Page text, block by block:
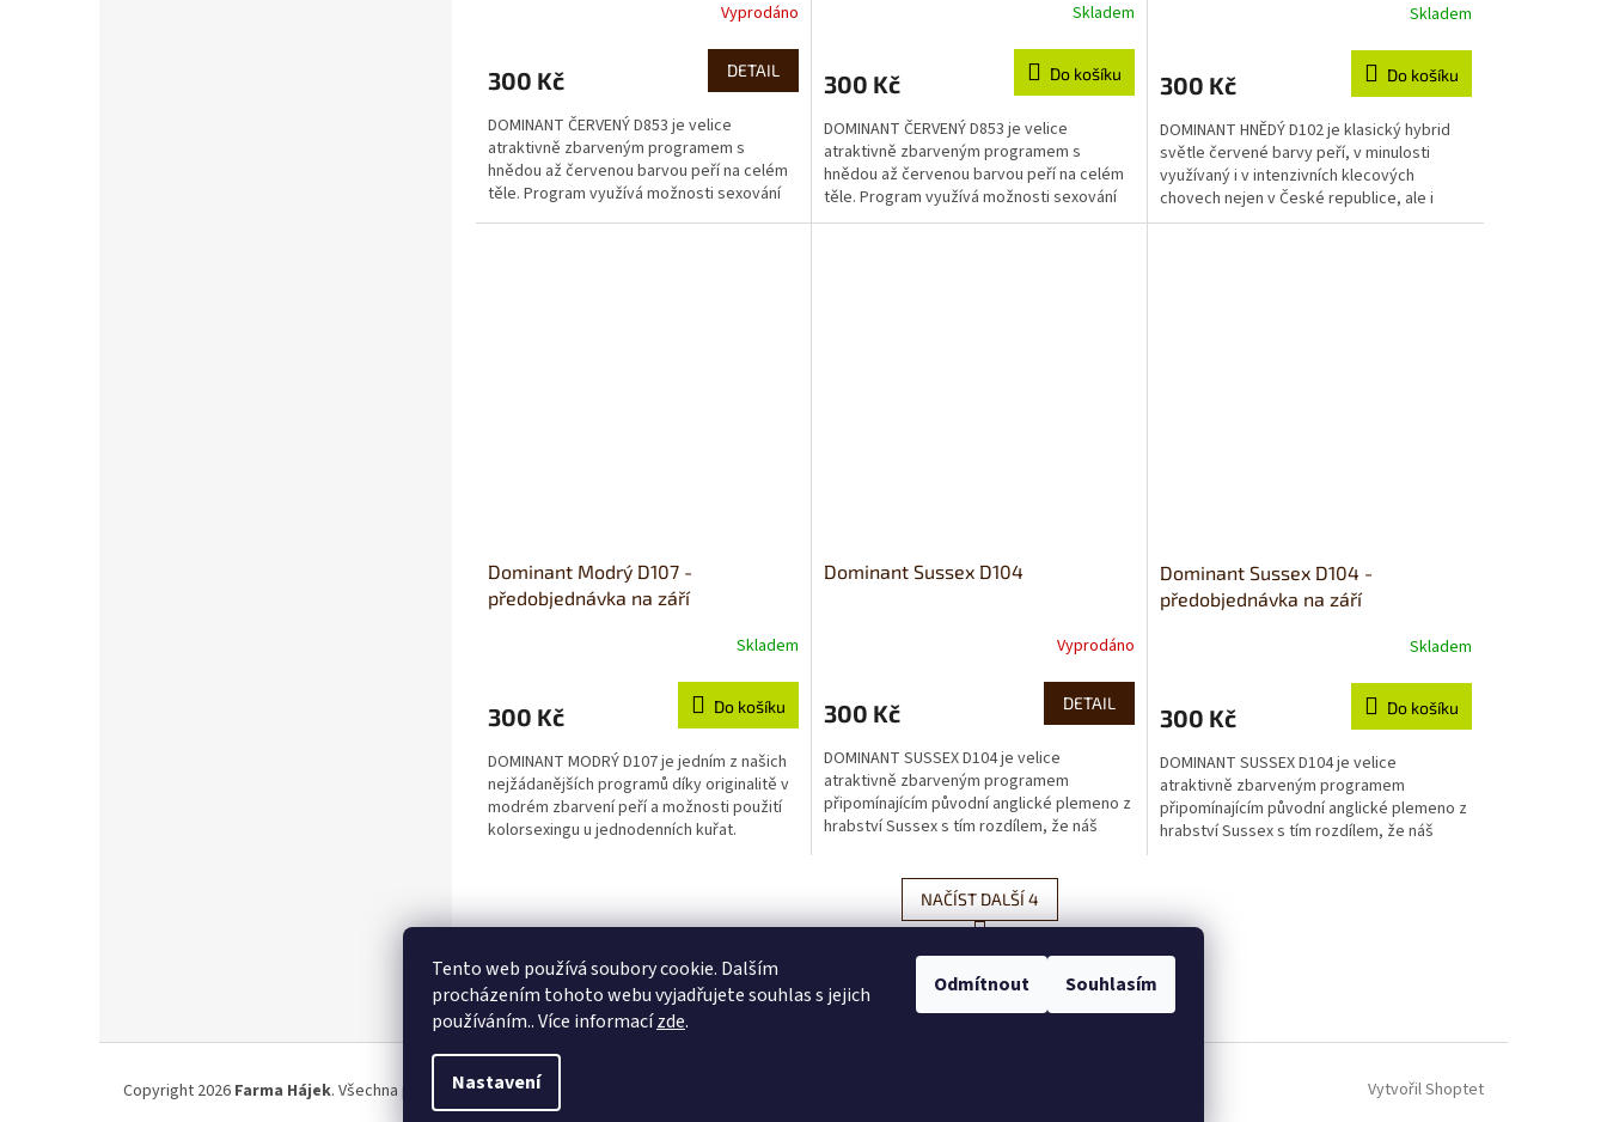
Tento web používá soubory cookie. Dalším
procházením tohoto webu vyjadřujete souhlas s jejich
používáním.. Více informacízde.
Nastavení
Odmítnout Souhlasím
Vyprodáno
300 Kč DETAIL
DOMINANT ČERVENÝ D853 je velice
atraktivně zbarveným programem s
hnědou až červenou barvou peří na celém
těle. Program využívá možnosti sexování
Skladem
300 Kč Do košíku
DOMINANT ČERVENÝ D853 je velice
atraktivně zbarveným programem s
hnědou až červenou barvou peří na celém
těle. Program využívá možnosti sexování
podle geneticky podmíněné...
Skladem
300 Kč Do košíku
DOMINANT HNĚDÝ D102 je klasický hybrid
světle červené barvy peří, v minulosti
využívaný i v intenzivních klecových
chovech nejen v České republice, ale i
například na...
Dominant Modrý D107 -
předobjednávka na září
Skladem
300 Kč Do košíku
DOMINANT MODRÝ D107 je jedním z našich
nejžádanějších programů díky originalitě v
modrém zbarvení peří a možnosti použití
kolorsexingu u jednodenních kuřat.
Dominant Sussex D104
Vyprodáno
300 Kč DETAIL
DOMINANT SUSSEX D104 je velice
atraktivně zbarveným programem
připomínajícím původní anglické plemeno z
hrabství Sussex s tím rozdílem, že náš
Dominant Sussex D104 -
předobjednávka na září
Skladem
300 Kč Do košíku
DOMINANT SUSSEX D104 je velice
atraktivně zbarveným programem
připomínajícím původní anglické plemeno z
hrabství Sussex s tím rozdílem, že náš
O
v
l
á
NAČÍST DALŠÍ 4
S
á
n
NAHORU
Vytvořil Shoptet
Copyright 2026 Farma Hájek. Všechna práva vyhrazena.